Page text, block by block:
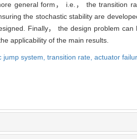
general form， i.e.， the transition
the stochastic stability are
Finally， the design problem
applicability of the main results.
jump system, transition rate, actuator